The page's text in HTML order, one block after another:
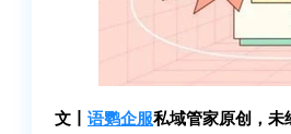
文丨 语鹦企服私域管家原创，未